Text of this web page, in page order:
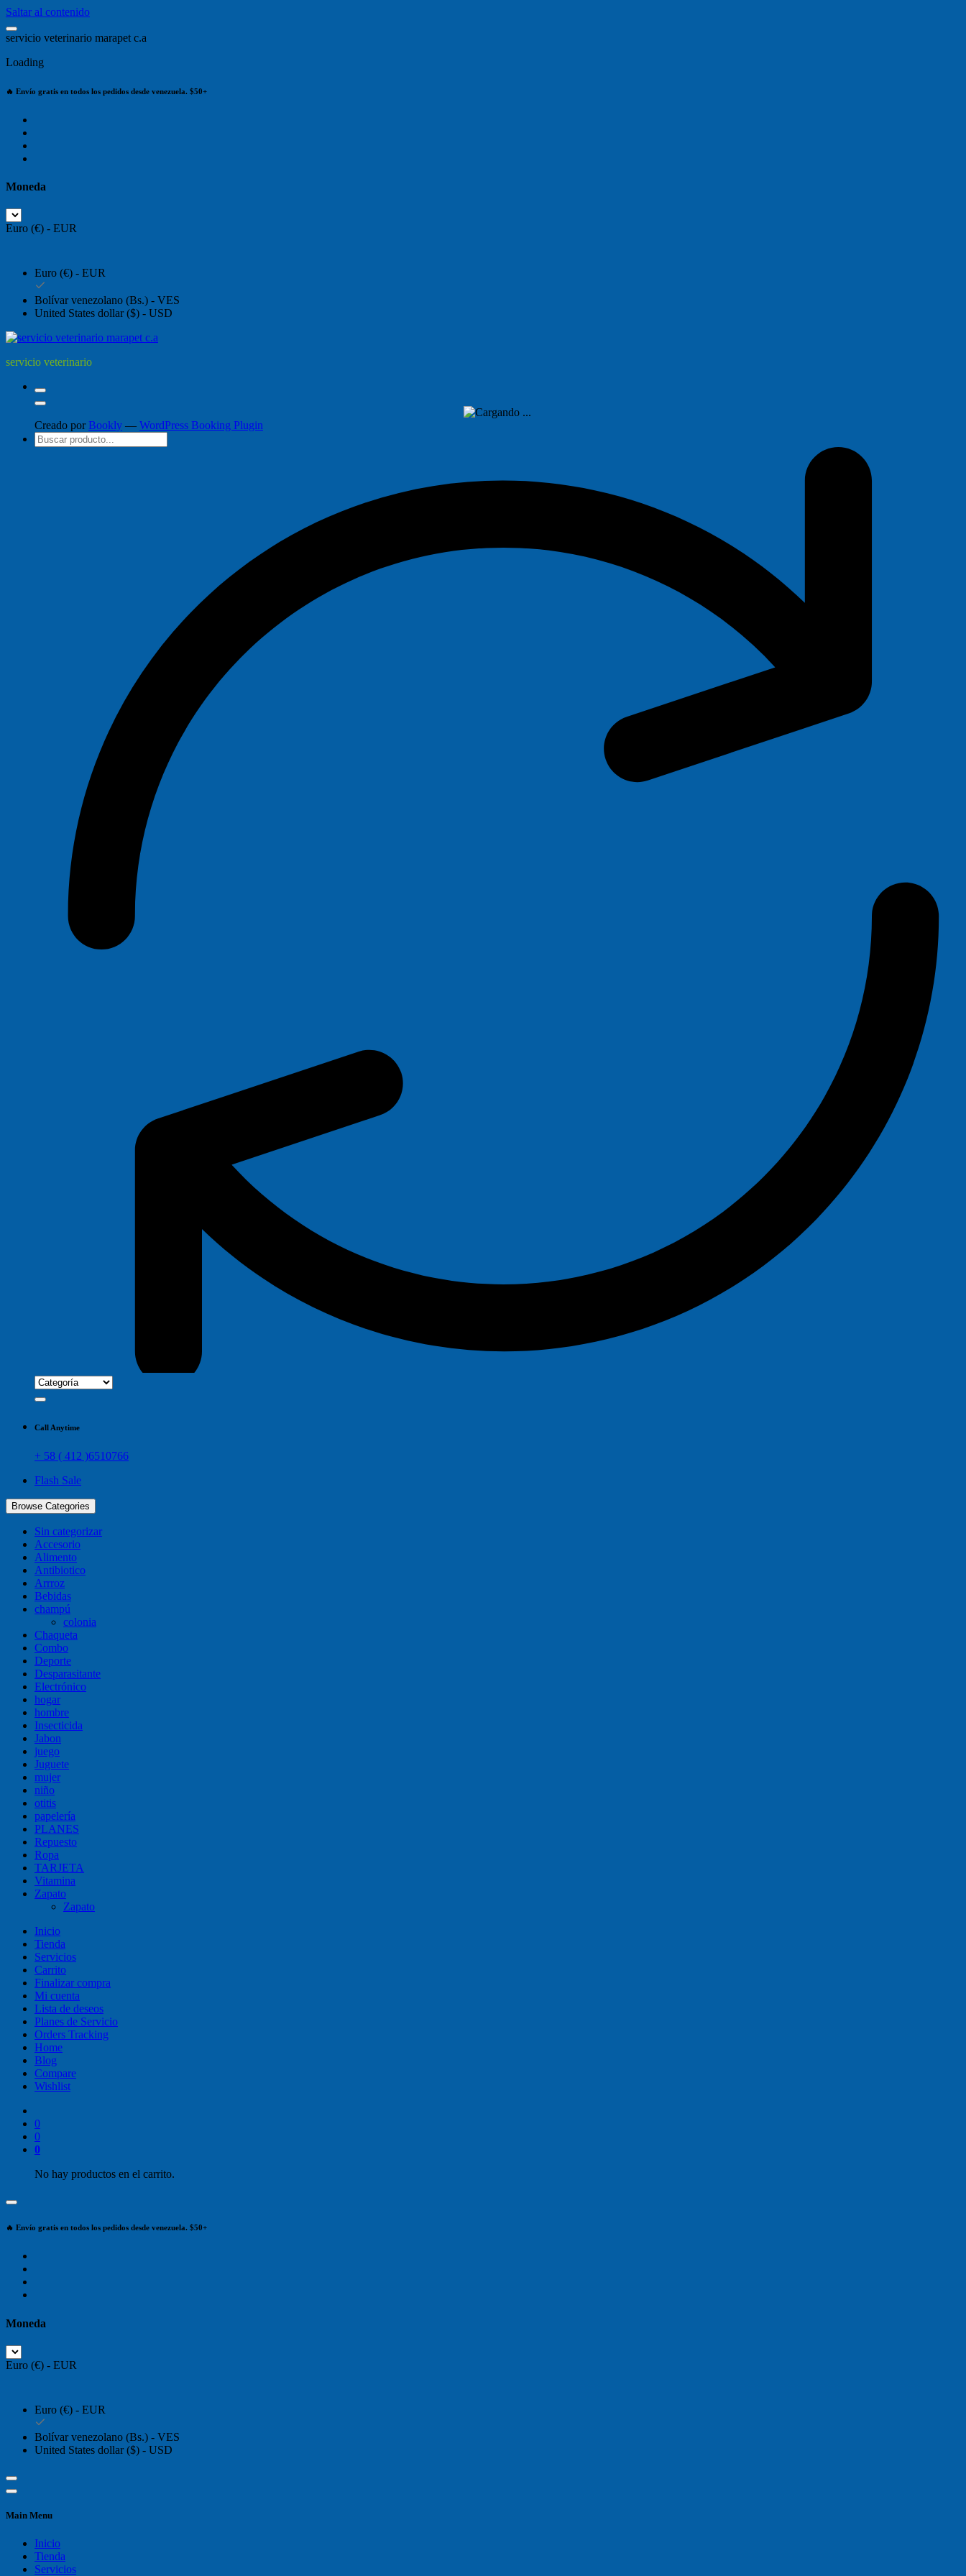
Saltar al contenido
servicio veterinario marapet c.a
Loading
🔥 Envío gratis en todos los pedidos desde venezuela. $50+
Moneda
Euro (€) - EUR
Euro (€) - EUR
Bolívar venezolano (Bs.) - VES
United States dollar ($) - USD
servicio veterinario
Creado por Bookly — WordPress Booking Plugin
Call Anytime
+ 58 ( 412 )6510766
Flash Sale
Browse Categories
Sin categorizar
Accesorio
Alimento
Antibiotico
Arrroz
Bebidas
champú
colonia
Chaqueta
Combo
Deporte
Desparasitante
Electrónico
hogar
hombre
Insecticida
Jabon
juego
Juguete
mujer
niño
otitis
papelería
PLANES
Repuesto
Ropa
TARJETA
Vitamina
Zapato
Zapato
Inicio
Tienda
Servicios
Carrito
Finalizar compra
Mi cuenta
Lista de deseos
Planes de Servicio
Orders Tracking
Home
Blog
Compare
Wishlist
0
0
0
No hay productos en el carrito.
🔥 Envío gratis en todos los pedidos desde venezuela. $50+
Moneda
Euro (€) - EUR
Euro (€) - EUR
Bolívar venezolano (Bs.) - VES
United States dollar ($) - USD
Main Menu
Inicio
Tienda
Servicios